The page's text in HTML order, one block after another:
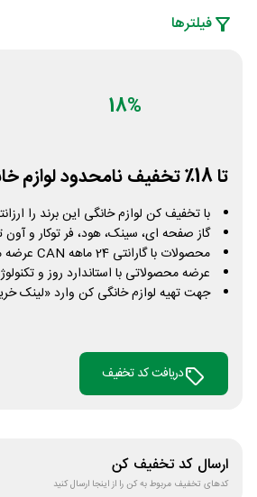
فیلتر‌ها
18%
تا 18٪ تخفیف نامحدود لوازم خانگی کن
با تخفیف کن لوازم خانگی این برند را
گاز صفحه ای، سینک، هود، فر توکار و آون
محصولات با گارانتی 24 ماهه CAN عرضه میشود
عرضه محصولاتی با استاندارد روز و
جهت تهیه لوازم خانگی کن وارد «لینک
دریافت کد تخفیف
ارسال کد تخفیف کن
کدهای تخفیف مربوط بهکن را از اینجا ارسال کنید